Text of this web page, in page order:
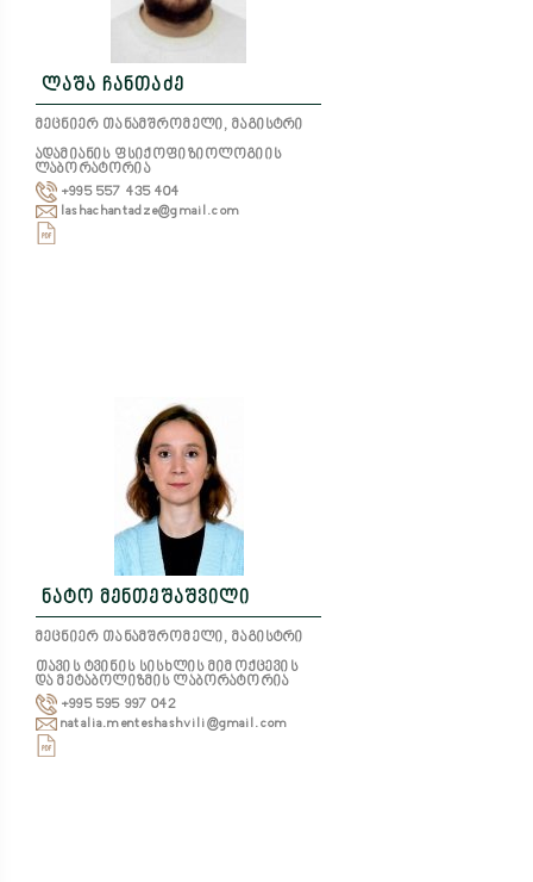
ლაშა ჩანთაძე
მეცნიერ თანამშრომელი, მაგისტრი
ადამიანის ფსიქოფიზიოლოგიის
ლაბორატორია
+995 557 435 404
lashachantadze@gmail.com
ნატო მენთეშაშვილი
მეცნიერ თანამშრომელი, მაგისტრი
თავის ტვინის სისხლის მიმოქცევის
და მეტაბოლიზმის ლაბორატორია
+995 595 997 042
natalia.menteshashvili@gmail.com